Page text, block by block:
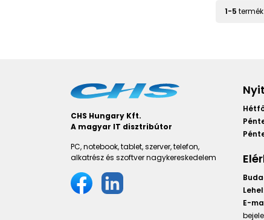
1-5
CHS Hungary Kft.
A magyar IT disztribútor
PC, notebook, tablet, szerver, telefon,
alkatrész és szoftver nagykereskedelem
E-